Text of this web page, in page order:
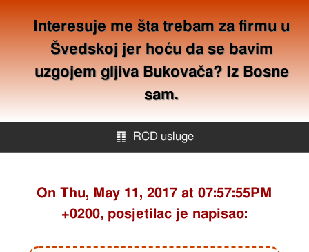
Interesuje me šta trebam za firmu u
Švedskoj jer hoću da se bavim
uzgojem gljiva Bukovača? Iz Bosne
sam.
䷖ RCD usluge
Offshore kompanije
On Thu, May 11, 2017 at 07:57:55PM
+0200, posjetilac je napisao: